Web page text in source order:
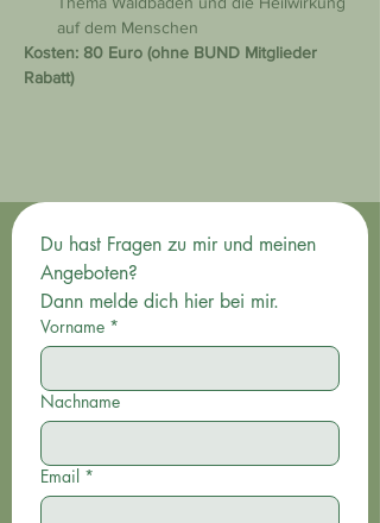
auf dem Menschen
Kosten: 80 Euro (ohne BUND Mitglieder
Rabatt)
Du hast Fragen zu mir und meinen
Dann melde dich hier bei mir.
Vorname *
Nachname
Email *